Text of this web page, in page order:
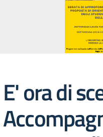
E' ora di